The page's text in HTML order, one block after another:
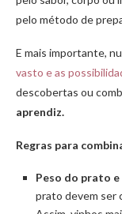
pelo método de
E mais importante,
vasto e as
descobertas ou
aprendiz.
Regras para
Peso do prato
prato devem ser